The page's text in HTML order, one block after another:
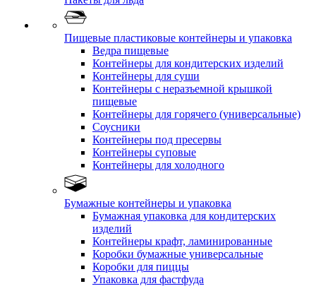
Пищевые пластиковые контейнеры и упаковка
Ведра пищевые
Контейнеры для кондитерских изделий
Контейнеры для суши
Контейнеры с неразъемной крышкой
пищевые
Контейнеры для горячего (универсальные)
Соусники
Контейнеры под пресервы
Контейнеры суповые
Контейнеры для холодного
Бумажные контейнеры и упаковка
Бумажная упаковка для кондитерских
изделий
Контейнеры крафт, ламинированные
Коробки бумажные универсальные
Коробки для пиццы
Упаковка для фастфуда